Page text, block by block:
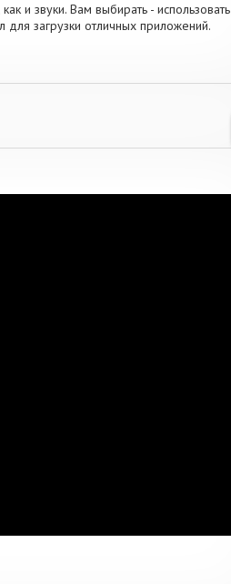
и звуки. Вам выбирать - использовать
загрузки отличных приложений.